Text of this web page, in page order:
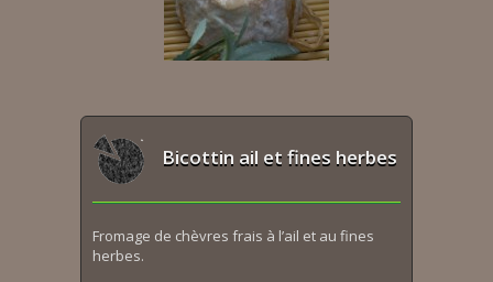
Bicottin ail et fines herbes
Fromage de chèvres frais à l’ail et au fines
herbes.